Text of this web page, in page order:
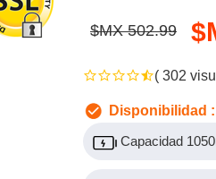
$MX 502.99
( 302
Disponibilidad :
Capacidad